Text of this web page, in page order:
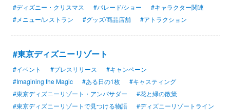
#ディズニー・クリスマス
#パレード/ショー
#キャラクター関連
#メニュー/レストラン
#グッズ/商品店舗 #アトラクション
#東京ディズニーリゾート
#イベント #プレスリリース
#キャンペーン
#Imagining the Magic
#ある日の1枚
#キャスティング
#東京ディズニーリゾート・アンバサダー
#花と緑の散策
#東京ディズニーリゾートで見つける物語
#ディズニーリゾートライン